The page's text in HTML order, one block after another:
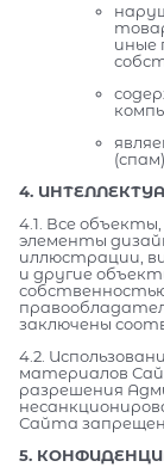
иные
(спам).
4.
4.1. Все
элементы
иллюстрации,
и другие
заключены
4.2.
материалов
разрешения
Сайта
5.